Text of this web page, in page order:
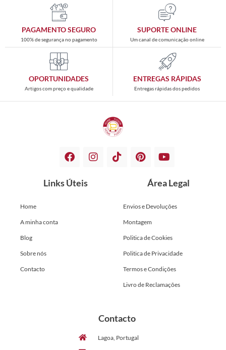
PAGAMENTO SEGURO
100% de segurança no pagamento
SUPORTE ONLINE
Um canal de comunicação online
OPORTUNIDADES
Artigos com preço e qualidade
ENTREGAS RÁPIDAS
Entregas rápidas dos pedidos
Links Úteis
Home
A minha conta
Blog
Sobre nós
Contacto
Área Legal
Envios e Devoluções
Montagem
Politica de Cookies
Politica de Privacidade
Termos e Condições
Livro de Reclamações
Contacto
Lagoa, Portugal